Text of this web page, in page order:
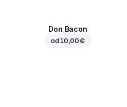
Don Bacon
od10,00 €